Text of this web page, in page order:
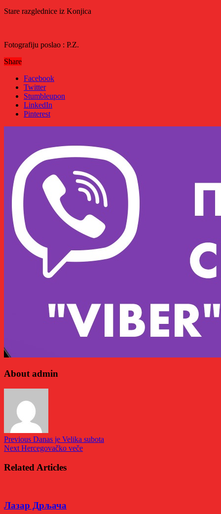
Stare razglednice iz Konjica
Fotografiju poslao : P.Z.
Share
Facebook
Twitter
Stumbleupon
LinkedIn
Pinterest
About admin
Previous Danas je Velika subota
Next Hercegovačko veče
Related Articles
Лазар Дрљача